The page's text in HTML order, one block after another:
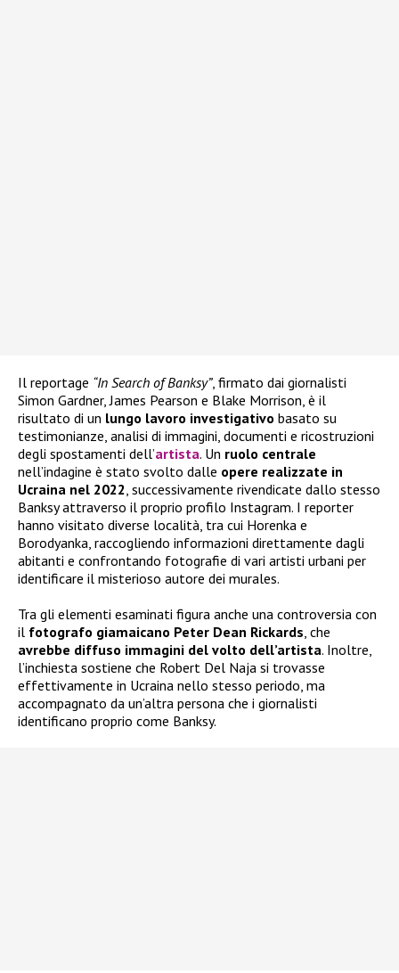
Il reportage “In Search of Banksy”, firmato dai giornalisti
Simon Gardner, James Pearson e Blake Morrison, è il
risultato di un lungo lavoro investigativo basato su
testimonianze, analisi di immagini, documenti e ricostruzioni
degli spostamenti dell’artista. Un ruolo centrale
nell’indagine è stato svolto dalle opere realizzate in
Ucraina nel 2022, successivamente rivendicate dallo stesso
Banksy attraverso il proprio profilo Instagram. I reporter
hanno visitato diverse località, tra cui Horenka e
Borodyanka, raccogliendo informazioni direttamente dagli
abitanti e confrontando fotografie di vari artisti urbani per
identificare il misterioso autore dei murales.
Tra gli elementi esaminati figura anche una controversia con
il fotografo giamaicano Peter Dean Rickards, che
avrebbe diffuso immagini del volto dell’artista. Inoltre,
l’inchiesta sostiene che Robert Del Naja si trovasse
effettivamente in Ucraina nello stesso periodo, ma
accompagnato da un’altra persona che i giornalisti
identificano proprio come Banksy.